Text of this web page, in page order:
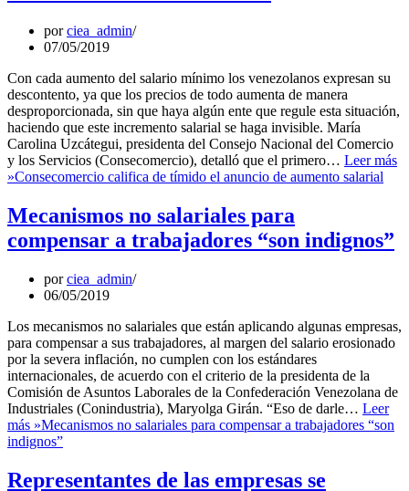
porciea_admin
07/05/2019
Con cada aumento del salario mínimo los venezolanos expresan su
descontento, ya que los precios de todo aumenta de manera
desproporcionada, sin que haya algún ente que regule esta situación,
haciendo que este incremento salarial se haga invisible. María
Carolina Uzcátegui, presidenta del Consejo Nacional del Comercio
y los Servicios (Consecomercio), detalló que el primero… Leer más
»Consecomercio califica de tímido el anuncio de aumento salarial
Mecanismos no salariales para
compensar a trabajadores “son indignos”
porciea_admin
06/05/2019
Los mecanismos no salariales que están aplicando algunas empresas,
para compensar a sus trabajadores, al margen del salario erosionado
por la severa inflación, no cumplen con los estándares
internacionales, de acuerdo con el criterio de la presidenta de la
Comisión de Asuntos Laborales de la Confederación Venezolana de
Industriales (Conindustria), Maryolga Girán. “Eso de darle… Leer
más »Mecanismos no salariales para compensar a trabajadores “son
indignos”
Representantes de las empresas se